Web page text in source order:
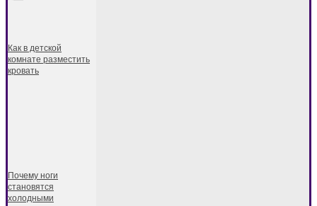
Как в детской
комнате разместить
кровать
Почему ноги
становятся
холодными